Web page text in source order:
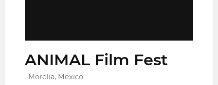
ANIMAL Film Fest
Morelia, Mexico